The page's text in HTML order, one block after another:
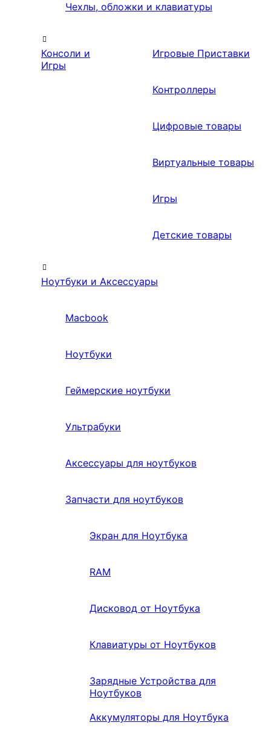
Чехлы, обложки и клавиатуры
Консоли и
Игры
Игровые Приставки
Контроллеры
Цифровые товары
Виртуальные товары
Игры
Детские товары
Ноутбуки и Аксессуары
Macbook
Ноутбуки
Геймерские ноутбуки
Ультрабуки
Аксессуары для ноутбуков
Запчасти для ноутбуков
Экран для Ноутбука
RAM
Дисковод от Ноутбука
Клавиатуры от Ноутбуков
Зарядные Устройства для
Ноутбуков
Аккумуляторы для Ноутбука